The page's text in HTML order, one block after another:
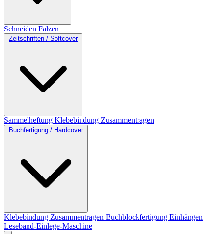
Schneiden Falzen
Zeitschriften / Softcover
Sammelheftung Klebebindung Zusammentragen
Buchfertigung / Hardcover
Klebebindung Zusammentragen Buchblockfertigung Einhängen
Leseband-Einlege-Maschine